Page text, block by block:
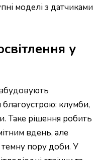
моделі з датчиками
у
клумби,
Таке рішення робить
вдень, але
пору доби. У